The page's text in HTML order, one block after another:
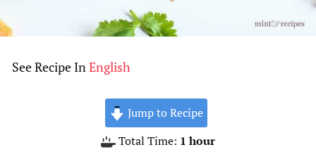
See Recipe InEnglish
Jump to Recipe
Total Time: 1 hour
hour